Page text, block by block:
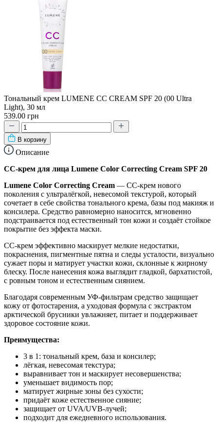
Тональный крем LUMENE CC CREAM SPF 20 (00 Ultra
Light), 30 мл
539.00 грн
В корзину
Описание
CC-крем для лица Lumene Color Correcting Cream SPF 20
Lumene Color Correcting Cream — CC-крем нового
поколения с ультралёгкой, невесомой текстурой, который
сочетает в себе свойства тонального крема, базы под макияж и
консилера. Средство равномерно наносится, мгновенно
подстраивается под естественный тон кожи и создаёт стойкое
покрытие без эффекта маски.
CC-крем эффективно маскирует мелкие недостатки,
покраснения, пигментные пятна и следы усталости, визуально
сужает поры и матирует участки кожи, склонные к жирному
блеску. После нанесения кожа выглядит гладкой, бархатистой,
с ровным тоном и естественным сиянием.
Благодаря современным УФ-фильтрам средство защищает
кожу от фотостарения, а уходовая формула с экстрактом
арктической брусники увлажняет, питает и поддерживает
здоровое состояние кожи.
Преимущества:
3 в 1: тональный крем, база и консилер;
лёгкая, невесомая текстура;
выравнивает тон и маскирует несовершенства;
уменьшает видимость пор;
матирует жирные зоны без сухости;
придаёт коже естественное сияние;
защищает от UVA/UVB-лучей;
подходит для ежедневного использования.